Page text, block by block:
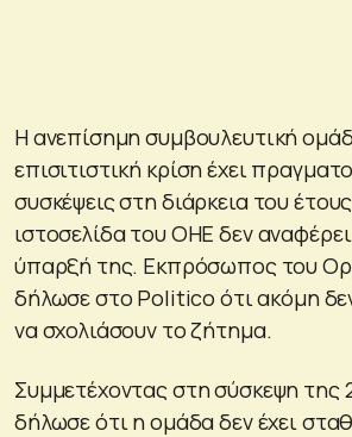
Η ανεπίσημη συμβουλευτική
επισιτιστική κρίση έχει
συσκέψεις στη διάρκεια του
ιστοσελίδα του ΟΗΕ δεν
ύπαρξή της. Εκπρόσωπος του
δήλωσε στο Politico ότι ακόμη δεν
να σχολιάσουν το ζήτημα.
Συμμετέχοντας στη σύσκεψη της
δήλωσε ότι η ομάδα δεν έχει